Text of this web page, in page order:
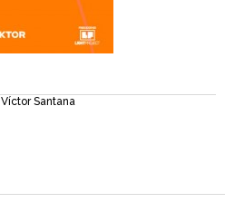
Víctor Santana